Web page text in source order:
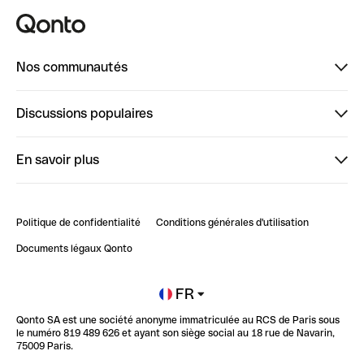
Nos communautés
ClubQonto
Discussions populaires
Impact de l'IA sur les carrières/productivité
En savoir plus
Blog
Newsroom
Glossaire finance
Politique de confidentialité Conditions générales d'utilisation
Documents légaux Qonto
FR
Qonto SA est une société anonyme immatriculée au RCS de Paris sous
le numéro 819 489 626 et ayant son siège social au 18 rue de Navarin,
75009 Paris.